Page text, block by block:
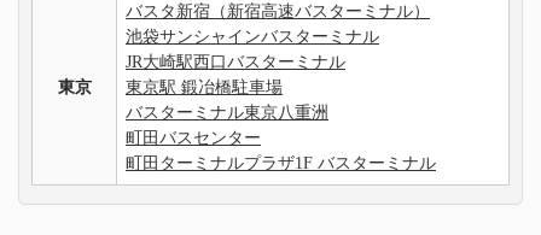
東京
バスタ新宿（新宿高速バスターミナル）
池袋サンシャインバスターミナル
JR大崎駅西口バスターミナル
東京駅 鍛冶橋駐車場
バスターミナル東京八重洲
町田バスセンター
町田ターミナルプラザ1F バスターミナル